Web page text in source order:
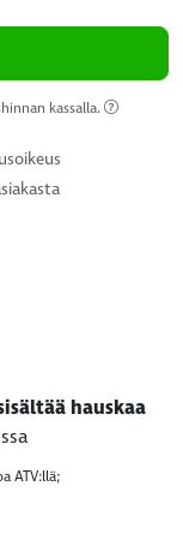
kassalla.
hauskaa
ATV:llä;